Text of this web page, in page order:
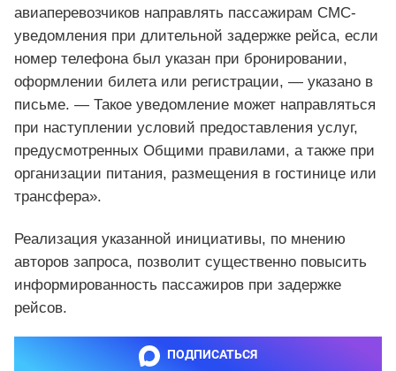
авиаперевозчиков направлять пассажирам СМС-
уведомления при длительной задержке рейса, если
номер телефона был указан при бронировании,
оформлении билета или регистрации, — указано в
письме. — Такое уведомление может направляться
при наступлении условий предоставления услуг,
предусмотренных Общими правилами, а также при
организации питания, размещения в гостинице или
трансфера».
Реализация указанной инициативы, по мнению
авторов запроса, позволит существенно повысить
информированность пассажиров при задержке
рейсов.
ПОДПИСАТЬСЯ